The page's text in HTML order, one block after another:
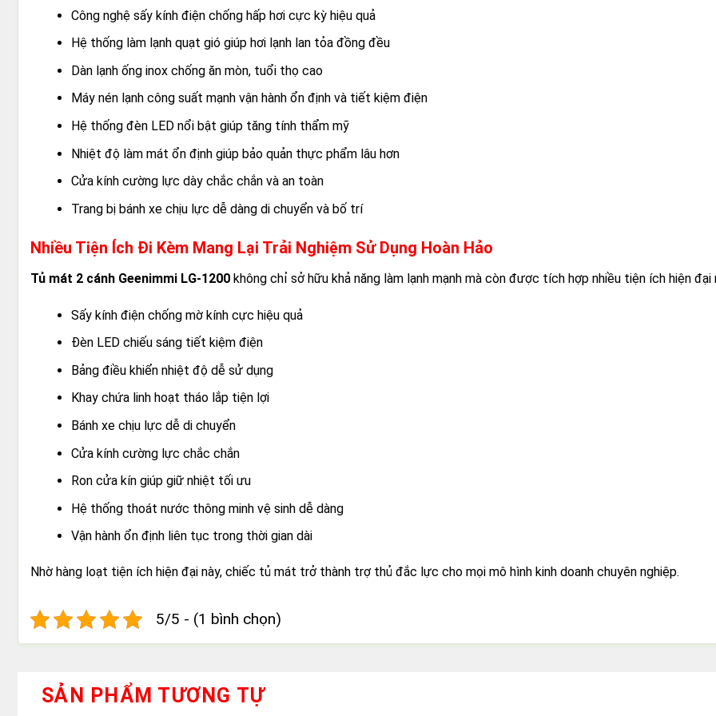
Công nghệ sấy kính điện chống hấp hơi cực kỳ hiệu quả
Hệ thống làm lạnh quạt gió giúp hơi lạnh lan tỏa đồng đều
Dàn lạnh ống inox chống ăn mòn, tuổi thọ cao
Máy nén lạnh công suất mạnh vận hành ổn định và tiết kiệm điện
Hệ thống đèn LED nổi bật giúp tăng tính thẩm mỹ
Nhiệt độ làm mát ổn định giúp bảo quản thực phẩm lâu hơn
Cửa kính cường lực dày chắc chắn và an toàn
Trang bị bánh xe chịu lực dễ dàng di chuyển và bố trí
Nhiều Tiện Ích Đi Kèm Mang Lại Trải Nghiệm Sử Dụng Hoàn Hảo
Tủ mát 2 cánh Geenimmi LG-1200 không chỉ sở hữu khả năng làm lạnh mạnh mà còn được tích hợp nhiều tiện ích hiện đại
Sấy kính điện chống mờ kính cực hiệu quả
Đèn LED chiếu sáng tiết kiệm điện
Bảng điều khiển nhiệt độ dễ sử dụng
Khay chứa linh hoạt tháo lắp tiện lợi
Bánh xe chịu lực dễ di chuyển
Cửa kính cường lực chắc chắn
Ron cửa kín giúp giữ nhiệt tối ưu
Hệ thống thoát nước thông minh vệ sinh dễ dàng
Vận hành ổn định liên tục trong thời gian dài
Nhờ hàng loạt tiện ích hiện đại này, chiếc tủ mát trở thành trợ thủ đắc lực cho mọi mô hình kinh doanh chuyên nghiệp.
5/5 - (1 bình chọn)
SẢN PHẨM TƯƠNG TỰ